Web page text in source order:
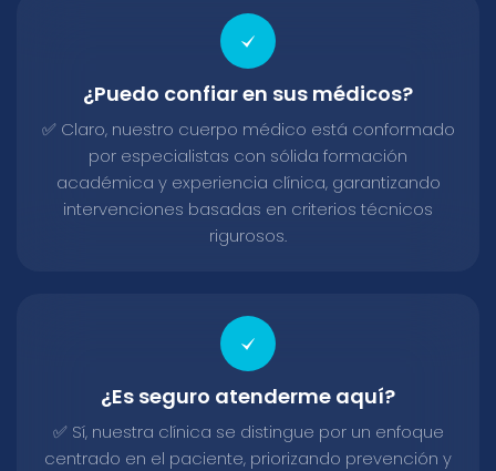
¿Puedo confiar en sus médicos?
✅ Claro, nuestro cuerpo médico está conformado
por especialistas con sólida formación
académica y experiencia clínica, garantizando
intervenciones basadas en criterios técnicos
rigurosos.
¿Es seguro atenderme aquí?
✅ Sí, nuestra clínica se distingue por un enfoque
centrado en el paciente, priorizando prevención y